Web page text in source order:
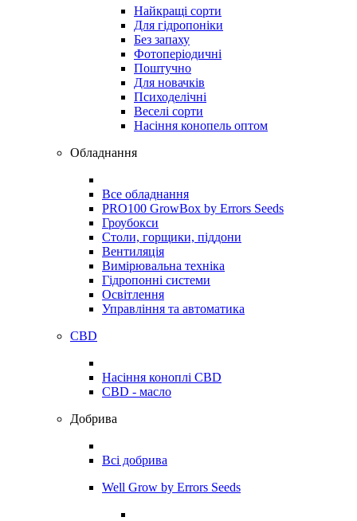
Найкращі сорти
Для гідропоніки
Без запаху
Фотоперіодичні
Поштучно
Для новачків
Психоделічні
Веселі сорти
Насіння конопель оптом
Обладнання
Все обладнання
PRO100 GrowBox by Errors Seeds
Гроубокси
Столи, горщики, піддони
Вентиляція
Вимірювальна техніка
Гідропонні системи
Освітлення
Управління та автоматика
CBD
Насіння коноплі CBD
CBD - масло
Добрива
Всі добрива
Well Grow by Errors Seeds